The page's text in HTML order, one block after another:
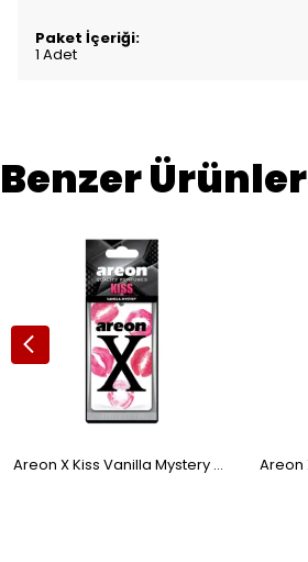
Paket İçeriği:
1 Adet
Benzer Ürünler
Areon X Kiss Vanilla Mystery Oto Araç Kokusu Beyaz